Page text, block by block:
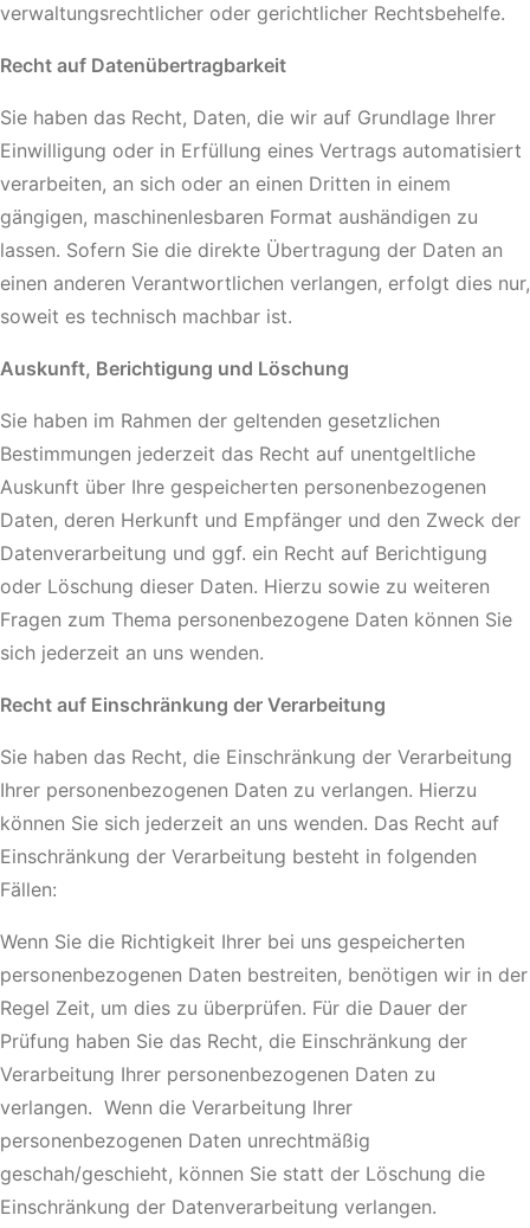
verwaltungsrechtlicher oder gerichtlicher Rechtsbehelfe.
Recht auf Datenübertragbarkeit
Sie haben das Recht, Daten, die wir auf Grundlage Ihrer
Einwilligung oder in Erfüllung eines Vertrags automatisiert
verarbeiten, an sich oder an einen Dritten in einem
gängigen, maschinenlesbaren Format aushändigen zu
lassen. Sofern Sie die direkte Übertragung der Daten an
einen anderen Verantwortlichen verlangen, erfolgt dies nur,
soweit es technisch machbar ist.
Auskunft, Berichtigung und Löschung
Sie haben im Rahmen der geltenden gesetzlichen
Bestimmungen jederzeit das Recht auf unentgeltliche
Auskunft über Ihre gespeicherten personenbezogenen
Daten, deren Herkunft und Empfänger und den Zweck der
Datenverarbeitung und ggf. ein Recht auf Berichtigung
oder Löschung dieser Daten. Hierzu sowie zu weiteren
Fragen zum Thema personenbezogene Daten können Sie
sich jederzeit an uns wenden.
Recht auf Einschränkung der Verarbeitung
Sie haben das Recht, die Einschränkung der Verarbeitung
Ihrer personenbezogenen Daten zu verlangen. Hierzu
können Sie sich jederzeit an uns wenden. Das Recht auf
Einschränkung der Verarbeitung besteht in folgenden
Fällen:
Wenn Sie die Richtigkeit Ihrer bei uns gespeicherten
personenbezogenen Daten bestreiten, benötigen wir in der
Regel Zeit, um dies zu überprüfen. Für die Dauer der
Prüfung haben Sie das Recht, die Einschränkung der
Verarbeitung Ihrer personenbezogenen Daten zu
verlangen. Wenn die Verarbeitung Ihrer
personenbezogenen Daten unrechtmäßig
geschah/geschieht, können Sie statt der Löschung die
Einschränkung der Datenverarbeitung verlangen.